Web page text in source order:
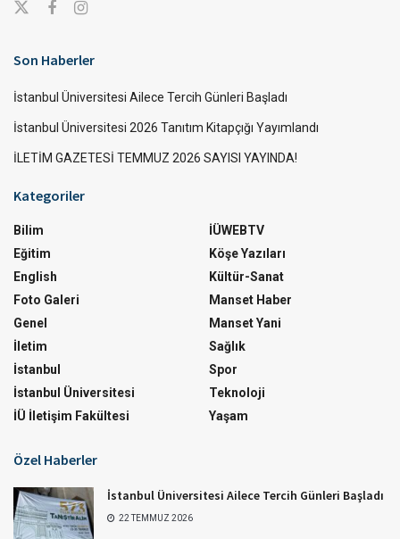
Son Haberler
İstanbul Üniversitesi Ailece Tercih Günleri Başladı
İstanbul Üniversitesi 2026 Tanıtım Kitapçığı Yayımlandı
İLETİM GAZETESİ TEMMUZ 2026 SAYISI YAYINDA!
Kategoriler
Bilim
Eğitim
English
Foto Galeri
Genel
İletim
İstanbul
İstanbul Üniversitesi
İÜ İletişim Fakültesi
İÜWEBTV
Köşe Yazıları
Kültür-Sanat
Manset Haber
Manset Yani
Sağlık
Spor
Teknoloji
Yaşam
Özel Haberler
İstanbul Üniversitesi Ailece Tercih Günleri Başladı
22 TEMMUZ 2026